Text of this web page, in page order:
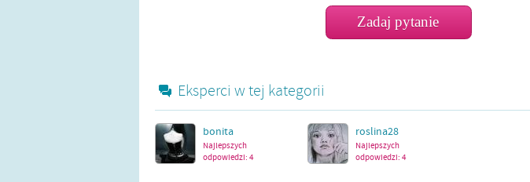
Zadaj pytanie
Eksperci w tej kategorii
bonita
Najlepszych
odpowiedzi: 4
roslina28
Najlepszych
odpowiedzi: 4